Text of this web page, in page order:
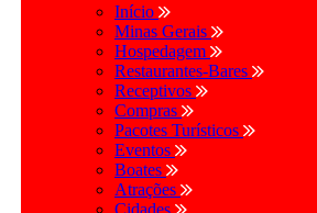
Início
Minas Gerais
Hospedagem
Restaurantes-Bares
Receptivos
Compras
Pacotes Turísticos
Eventos
Boates
Atrações
Cidades